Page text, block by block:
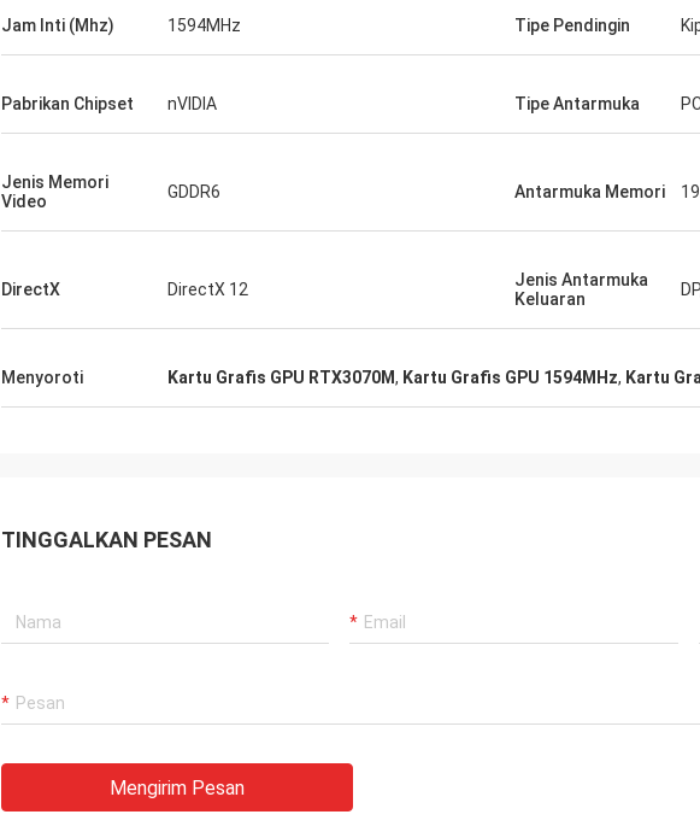
Jam Inti (Mhz) 1594MHz Tipe Pendingin
Pabrikan Chipset nVIDIA Tipe Antarmuka
Jenis Memori
Video
GDDR6 Antarmuka Memori
DirectX DirectX 12
Jenis Antarmuka
Keluaran
Menyoroti Kartu Grafis GPU RTX3070M, Kartu Grafis GPU 1594MHz, Kartu
TINGGALKAN PESAN
Mengirim Pesan